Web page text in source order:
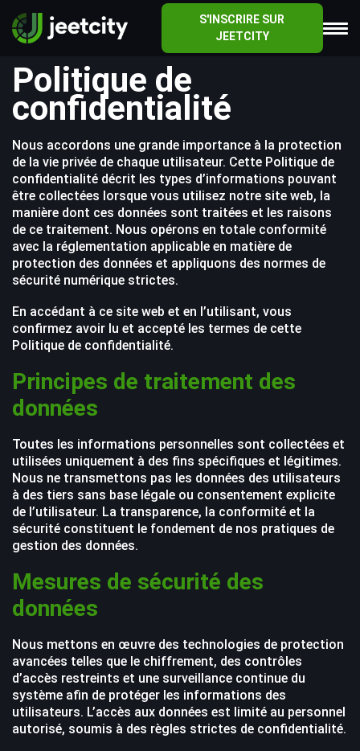
S'INSCRIRE SUR
JEETCITY
Politique de
confidentialité
Nous accordons une grande importance à la protection
de la vie privée de chaque utilisateur. Cette Politique de
confidentialité décrit les types d’informations pouvant
être collectées lorsque vous utilisez notre site web, la
manière dont ces données sont traitées et les raisons
de ce traitement. Nous opérons en totale conformité
avec la réglementation applicable en matière de
protection des données et appliquons des normes de
sécurité numérique strictes.
En accédant à ce site web et en l’utilisant, vous
confirmez avoir lu et accepté les termes de cette
Politique de confidentialité.
Principes de traitement des
données
Toutes les informations personnelles sont collectées et
utilisées uniquement à des fins spécifiques et légitimes.
Nous ne transmettons pas les données des utilisateurs
à des tiers sans base légale ou consentement explicite
de l’utilisateur. La transparence, la conformité et la
sécurité constituent le fondement de nos pratiques de
gestion des données.
Mesures de sécurité des
données
Nous mettons en œuvre des technologies de protection
avancées telles que le chiffrement, des contrôles
d’accès restreints et une surveillance continue du
système afin de protéger les informations des
utilisateurs. L’accès aux données est limité au personnel
autorisé, soumis à des règles strictes de confidentialité.